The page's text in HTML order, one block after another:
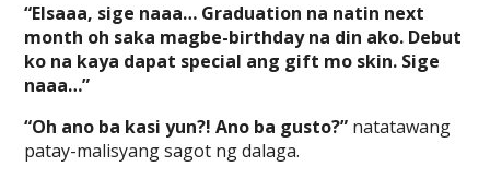
“Elsaaa, sige naaa… Graduation na natin next
month oh saka magbe-birthday na din ako. Debut
ko na kaya dapat special ang gift mo skin. Sige
naaa…”
“Oh ano ba kasi yun?! Ano ba gusto?” natatawang
patay-malisyang sagot ng dalaga.